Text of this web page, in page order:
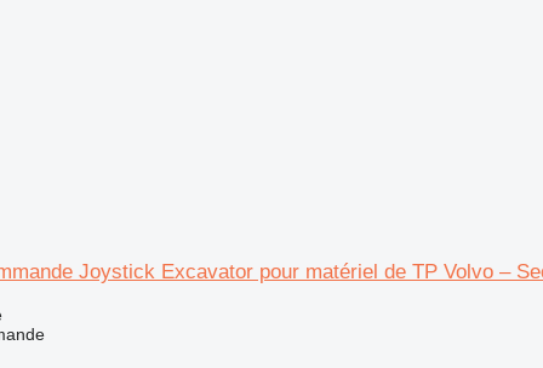
Joystick Excavator pour matériel de TP Volvo –